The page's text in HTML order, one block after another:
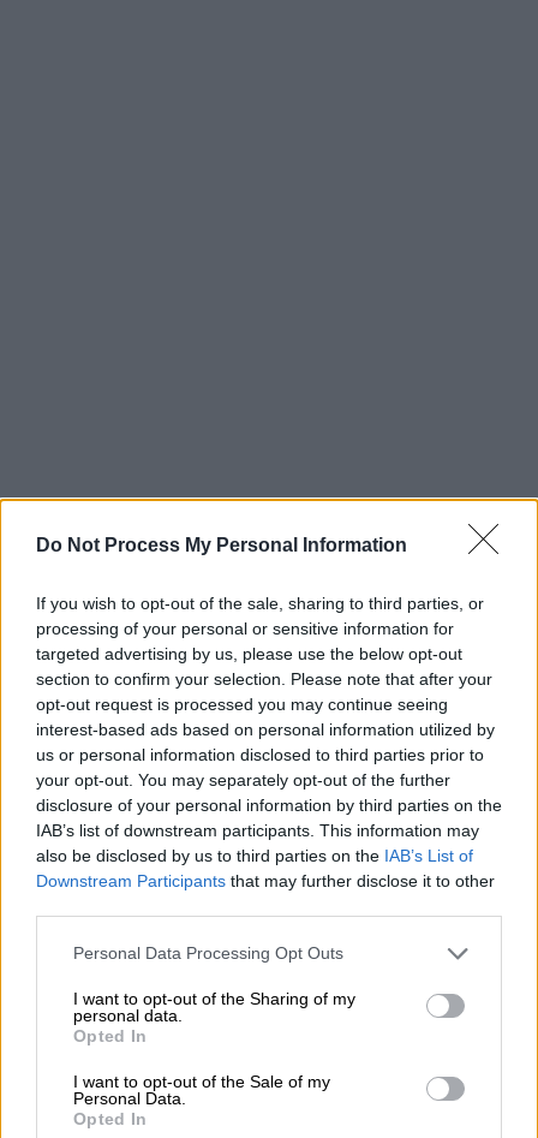
Do Not Process My Personal Information
If you wish to opt-out of the sale, sharing to third parties, or
processing of your personal or sensitive information for
targeted advertising by us, please use the below opt-out
section to confirm your selection. Please note that after your
opt-out request is processed you may continue seeing
interest-based ads based on personal information utilized by
us or personal information disclosed to third parties prior to
your opt-out. You may separately opt-out of the further
disclosure of your personal information by third parties on the
IAB’s list of downstream participants. This information may
also be disclosed by us to third parties on the IAB’s List of
Downstream Participants that may further disclose it to other
Please note that this website/app uses one or more Google
not limited to your visit or usage behaviour. You may click to
grant or deny consent to Google and its third-party tags to
use your data for below specified purposes in below Google
consent section.
Personal Data Processing Opt Outs
I want to opt-out of the Sharing of my
personal data.
Opted In
I want to opt-out of the Sale of my
Personal Data.
Opted In
ερευνητική εργασία συγκαταλέγονται η
θεσμοθέτηση πιο ορθολογικών κριτηρίων
και κατευθυντήριων γραμμών για τις
περιπτώσεις εκκενώσεων και οι
προσπάθειες για καλύτερο σχεδιασμό
πρόληψης σε τοπικό επίπεδο, ενώ αναφορά
γίνεται και στη σύμβαση για την κατάρτιση
σχεδίων διαχείρισης πυρκαγιών που
καλύπτουν 38 μεγάλα δασικά οικοσυστήματα
σε όλη τη χώρα, με κόστος 7 εκατομμυρίων
ευρώ, το οποίο θα χρηματοδοτηθεί από το
Ευρωπαϊκό Ταμείο Ανάκαμψης και
Ανθεκτικότητας.
«Μεγάλος ασθενής» και η κατάσβεση
Η επί δύο εβδομάδες πύρινη κόλαση στον
Εβρο ανέδειξε πέραν πάσης αμφιβολίας